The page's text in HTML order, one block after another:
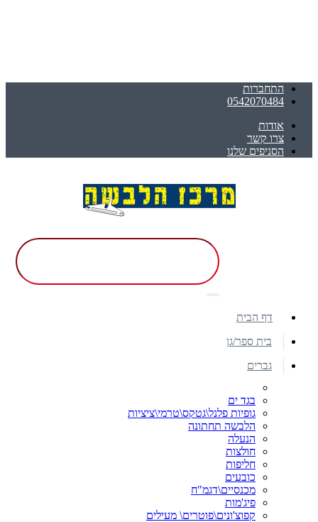
התחברות
0542070484
אודות
צרו קשר
הסניפים שלנו
דף הבית
בית ספר/גן
גברים
בגד ים
גופיות פלנל\גטקס\טרמי\ציציות
הלבשה תחתונה
הנעלה
חולצות
חליפות
כובעים
מכנסיים\דגמ"ח
פיג'מות
קפוצ'ונים\פוטרים\ מעילים